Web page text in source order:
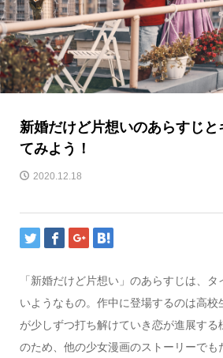
新婚だけど片想いのあらすじ
てみよう！
2020.12.18
「新婚だけど片想い」のあらすじは、
いようなもの。作中に登場するのは高校
が少しずつ打ち解けていき恋が進展する
のため、他の少女漫画のストーリーでも